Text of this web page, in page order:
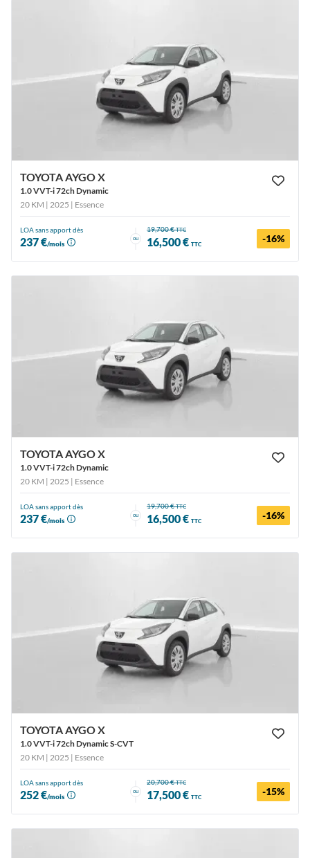
TOYOTA AYGO X
1.0 VVT-i 72ch Dynamic
20 KM | 2025 | Essence
LOA sans apport dès
237 €/mois
ou
19,700 €TTC
16,500 € TTC -16%
TOYOTA AYGO X
1.0 VVT-i 72ch Dynamic
20 KM | 2025 | Essence
LOA sans apport dès
237 €/mois
ou
19,700 €TTC
16,500 € TTC -16%
TOYOTA AYGO X
1.0 VVT-i 72ch Dynamic S-CVT
20 KM | 2025 | Essence
LOA sans apport dès
252 €/mois
ou
20,700 €TTC
17,500 € TTC -15%